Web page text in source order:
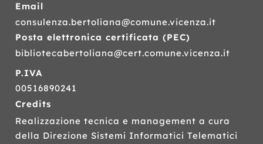
Email
consulenza.bertoliana@comune.vicenza.it
Posta elettronica certificata (PEC)
bibliotecabertoliana@cert.comune.vicenza.it
P.IVA
00516890241
Credits
Realizzazione tecnica e management a cura
della Direzione Sistemi Informatici Telematici